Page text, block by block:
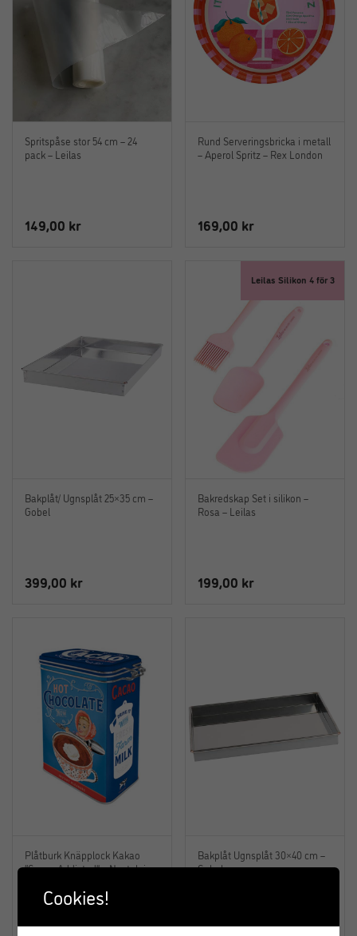
Spritspåse stor 54 cm – 24
pack – Leilas
149,00 kr
Rund Serveringsbricka i metall
– Aperol Spritz – Rex London
169,00 kr
Bakplåt/ Ugnsplåt 25×35 cm –
Gobel
399,00 kr
Leilas Silikon 4 för 3
Bakredskap Set i silikon –
Rosa – Leilas
199,00 kr
Plåtburk Knäpplock Kakao
“Cacao Addicted” – Nostalgic
Bakplåt Ugnsplåt 30×40 cm –
Gobel
Cookies!